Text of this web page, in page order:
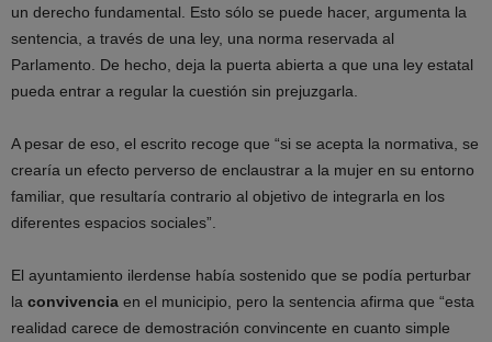
un derecho fundamental. Esto sólo se puede hacer, argumenta la
sentencia, a través de una ley, una norma reservada al
Parlamento. De hecho, deja la puerta abierta a que una ley estatal
pueda entrar a regular la cuestión sin prejuzgarla.
A pesar de eso, el escrito recoge que “si se acepta la normativa, se
crearía un efecto perverso de enclaustrar a la mujer en su entorno
familiar, que resultaría contrario al objetivo de integrarla en los
diferentes espacios sociales”.
El ayuntamiento ilerdense había sostenido que se podía perturbar
la convivencia en el municipio, pero la sentencia afirma que “esta
realidad carece de demostración convincente en cuanto simple